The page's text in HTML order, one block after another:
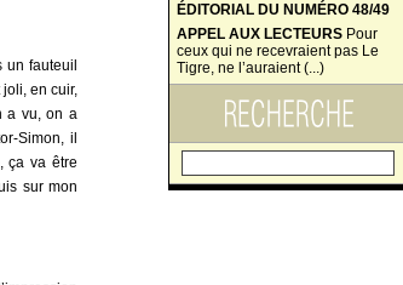
ÉDITORIAL DU NUMÉRO 48/49
APPEL AUX LECTEURS Pour
ceux qui ne recevraient pas Le
Tigre, ne l’auraient (...)
fauteuil
en cuir,
a vu, on a
Simon, il
ça va être
sur mon